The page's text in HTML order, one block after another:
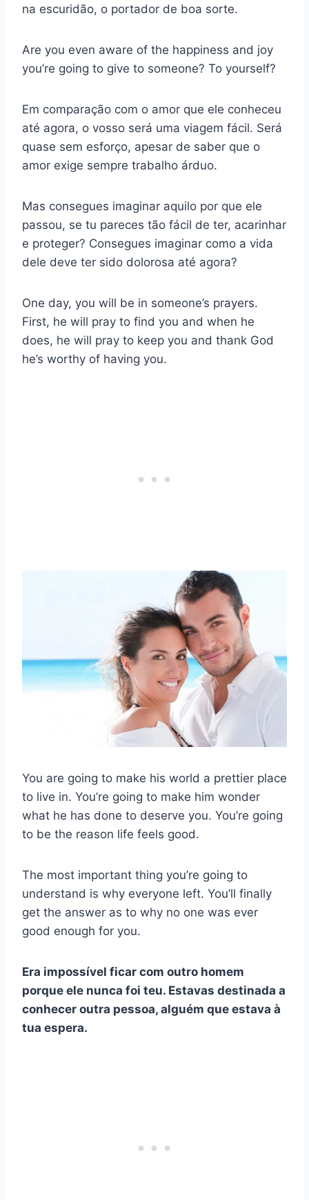
na escuridão, o portador de boa sorte.
Are you even aware of the happiness and joy
you’re going to give to someone? To yourself?
Em comparação com o amor que ele conheceu
até agora, o vosso será uma viagem fácil. Será
quase sem esforço, apesar de saber que o
amor exige sempre trabalho árduo.
Mas consegues imaginar aquilo por que ele
passou, se tu pareces tão fácil de ter, acarinhar
e proteger? Consegues imaginar como a vida
dele deve ter sido dolorosa até agora?
One day, you will be in someone’s prayers.
First, he will pray to find you and when he
does, he will pray to keep you and thank God
he’s worthy of having you.
You are going to make his world a prettier place
to live in. You’re going to make him wonder
what he has done to deserve you. You’re going
to be the reason life feels good.
The most important thing you’re going to
understand is why everyone left. You’ll finally
get the answer as to why no one was ever
good enough for you.
Era impossível ficar com outro homem
porque ele nunca foi teu. Estavas destinada a
conhecer outra pessoa, alguém que estava à
tua espera.